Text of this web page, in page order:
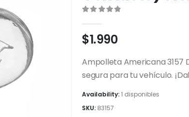
$1.990
Ampolleta Americana 3157
segura para tu vehículo.
Availability:1 disponibles
SKU: 83157